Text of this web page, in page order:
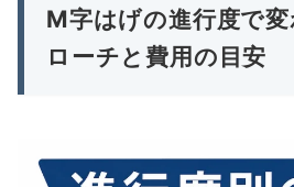
M字はげの進行度で
ローチと費用の目安